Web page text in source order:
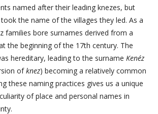
named after their leading knezes, but
the name of the villages they led. As a
families bore surnames derived from a
the beginning of the 17th century. The
hereditary, leading to the surname Kenéz
ofknez) becoming a relatively common
these naming practices gives us a unique
of place and personal names in